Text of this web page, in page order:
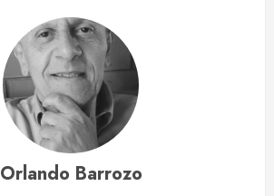
Orlando Barrozo